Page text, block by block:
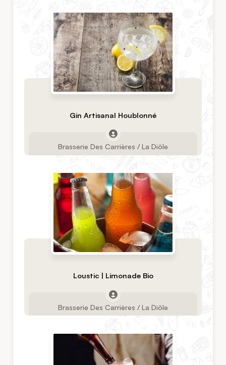
Gin Artisanal Houblonné
Brasserie Des Carrières / La Diôle
Loustic | Limonade Bio
Brasserie Des Carrières / La Diôle